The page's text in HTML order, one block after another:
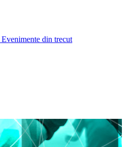
Evenimente din trecut